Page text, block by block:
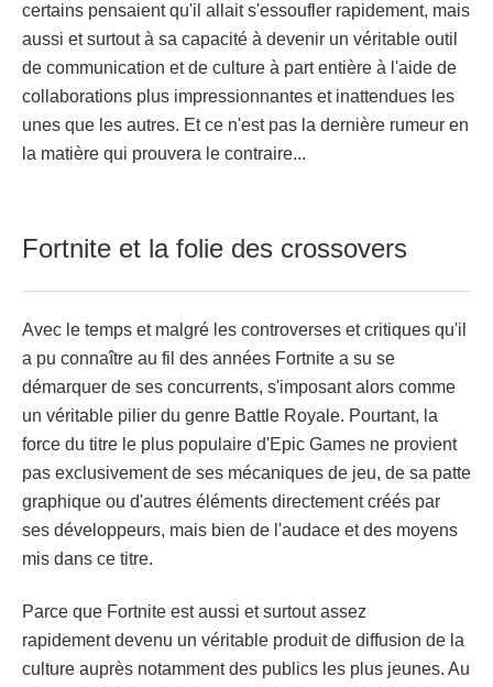
certains pensaient qu'il allait s'essoufler rapidement, mais
aussi et surtout à sa capacité à devenir un véritable outil
de communication et de culture à part entière à l'aide de
collaborations plus impressionnantes et inattendues les
unes que les autres. Et ce n'est pas la dernière rumeur en
la matière qui prouvera le contraire...
Fortnite et la folie des crossovers
Avec le temps et malgré les controverses et critiques qu'il
a pu connaître au fil des années Fortnite a su se
démarquer de ses concurrents, s'imposant alors comme
un véritable pilier du genre Battle Royale. Pourtant, la
force du titre le plus populaire d'Epic Games ne provient
pas exclusivement de ses mécaniques de jeu, de sa patte
graphique ou d'autres éléments directement créés par
ses développeurs, mais bien de l'audace et des moyens
mis dans ce titre.
Parce que Fortnite est aussi et surtout assez
rapidement devenu un véritable produit de diffusion de la
culture auprès notamment des publics les plus jeunes. Au